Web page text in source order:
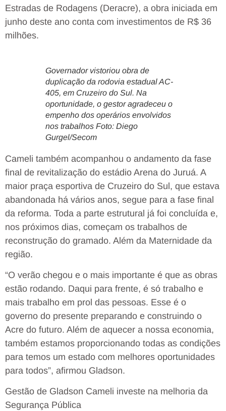
Estradas de Rodagens (Deracre), a obra iniciada em
junho deste ano conta com investimentos de R$ 36
milhões.
Governador vistoriou obra de
duplicação da rodovia estadual AC-
405, em Cruzeiro do Sul. Na
oportunidade, o gestor agradeceu o
empenho dos operários envolvidos
nos trabalhos Foto: Diego
Gurgel/Secom
Cameli também acompanhou o andamento da fase
final de revitalização do estádio Arena do Juruá. A
maior praça esportiva de Cruzeiro do Sul, que estava
abandonada há vários anos, segue para a fase final
da reforma. Toda a parte estrutural já foi concluída e,
nos próximos dias, começam os trabalhos de
reconstrução do gramado. Além da Maternidade da
região.
“O verão chegou e o mais importante é que as obras
estão rodando. Daqui para frente, é só trabalho e
mais trabalho em prol das pessoas. Esse é o
governo do presente preparando e construindo o
Acre do futuro. Além de aquecer a nossa economia,
também estamos proporcionando todas as condições
para temos um estado com melhores oportunidades
para todos”, afirmou Gladson.
Gestão de Gladson Cameli investe na melhoria da
Segurança Pública